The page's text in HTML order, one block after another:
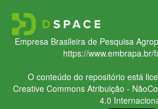
Empresa Brasileira de Pesquisa
https://www.embrapa.br/
O conteúdo do repositório está
Creative CommonsAtribuição -
4.0